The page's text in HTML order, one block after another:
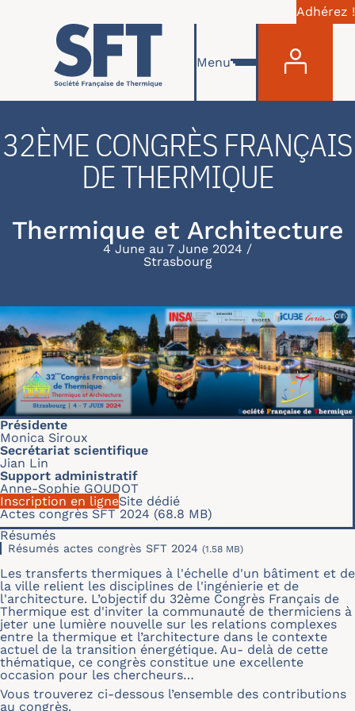
Skip to main content
Adhérez !
Menu
32ÈME CONGRÈS FRANÇAIS
DE THERMIQUE
Thermique et Architecture
4 June au 7 June 2024
Strasbourg
Présidente
Monica Siroux
Secrétariat scientifique
Jian Lin
Support administratif
Anne-Sophie GOUDOT
Inscription en ligneSite dédié
Actes congrès SFT 2024 (68.8 MB)
Résumés
Résumés actes congrès SFT 2024 (1.58 MB)
Les transferts thermiques à l'échelle d'un bâtiment et de
la ville relient les disciplines de l'ingénierie et de
l'architecture. L’objectif du 32ème Congrès Français de
Thermique est d'inviter la communauté de thermiciens à
jeter une lumière nouvelle sur les relations complexes
entre la thermique et l’architecture dans le contexte
actuel de la transition énergétique. Au- delà de cette
thématique, ce congrès constitue une excellente
occasion pour les chercheurs…
Vous trouverez ci-dessous l’ensemble des contributions
au congrès.